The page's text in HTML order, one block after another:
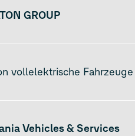
GROUP
vollelektrische Fahrzeuge
Vehicles & Services